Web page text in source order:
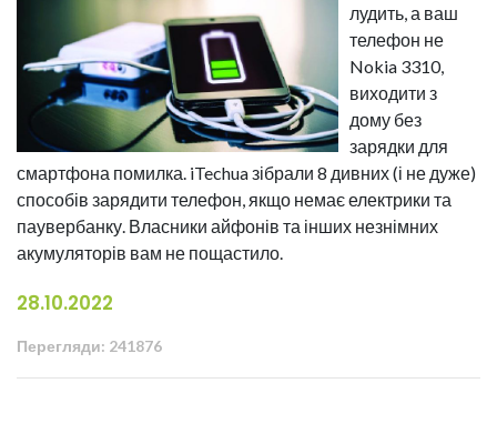
лудить, а ваш
телефон не
Nokia 3310,
виходити з
дому без
зарядки для
смартфона помилка. iTechua зібрали 8 дивних (і не дуже)
способів зарядити телефон, якщо немає електрики та
паувербанку. Власники айфонів та інших незнімних
акумуляторів вам не пощастило.
28.10.2022
Перегляди: 241876